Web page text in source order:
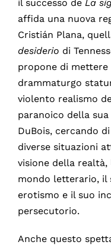
il successo de La
affida una nuova
Cristián Plana,
desiderio di
propone di mettere
drammaturgo
violento realismo
paranoico della
DuBois, cercando
diverse situazioni
visione della realtà,
mondo letterario, il
erotismo e il suo
persecutorio.
Anche questo